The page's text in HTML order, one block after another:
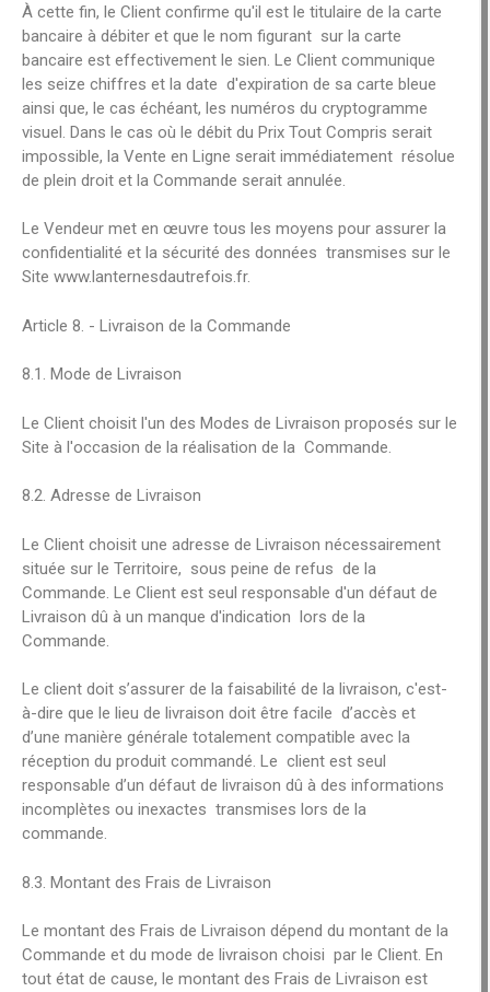
À cette fin, le Client confirme qu'il est le titulaire de la carte
bancaire à débiter et que le nom figurant sur la carte
bancaire est effectivement le sien. Le Client communique
les seize chiffres et la date d'expiration de sa carte bleue
ainsi que, le cas échéant, les numéros du cryptogramme
visuel. Dans le cas où le débit du Prix Tout Compris serait
impossible, la Vente en Ligne serait immédiatement résolue
de plein droit et la Commande serait annulée.
Le Vendeur met en œuvre tous les moyens pour assurer la
confidentialité et la sécurité des données transmises sur le
Site www.lanternesdautrefois.fr.
Article 8. - Livraison de la Commande
8.1. Mode de Livraison
Le Client choisit l'un des Modes de Livraison proposés sur le
Site à l'occasion de la réalisation de la Commande.
8.2. Adresse de Livraison
Le Client choisit une adresse de Livraison nécessairement
située sur le Territoire, sous peine de refus de la
Commande. Le Client est seul responsable d'un défaut de
Livraison dû à un manque d'indication lors de la
Commande.
Le client doit s’assurer de la faisabilité de la livraison, c'est-
à-dire que le lieu de livraison doit être facile d’accès et
d’une manière générale totalement compatible avec la
réception du produit commandé. Le client est seul
responsable d’un défaut de livraison dû à des informations
incomplètes ou inexactes transmises lors de la
commande.
8.3. Montant des Frais de Livraison
Le montant des Frais de Livraison dépend du montant de la
Commande et du mode de livraison choisi par le Client. En
tout état de cause, le montant des Frais de Livraison est